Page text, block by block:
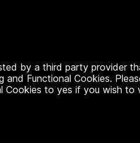
by a third party provider
and Functional Cookies.
Cookies to yes if you wish to